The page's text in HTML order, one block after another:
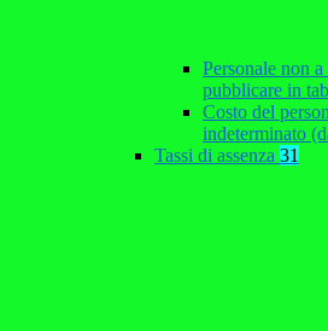
Personale non
pubblicare in
Costo del
indeterminato
Tassi di assenza 31